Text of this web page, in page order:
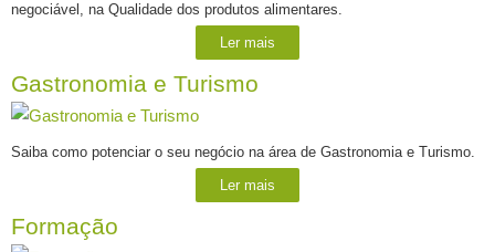
negociável, na Qualidade dos produtos alimentares.
Ler mais
Gastronomia e Turismo
Saiba como potenciar o seu negócio na área de Gastronomia e Turismo.
Ler mais
Formação